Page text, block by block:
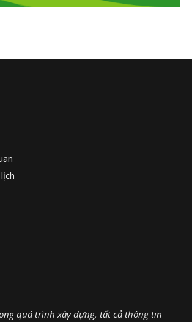
quá trình xây dựng, tất cả thông tin